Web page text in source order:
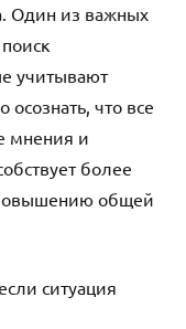
Один из важных
учитывают
что все
мнения и
более
общей
ситуация